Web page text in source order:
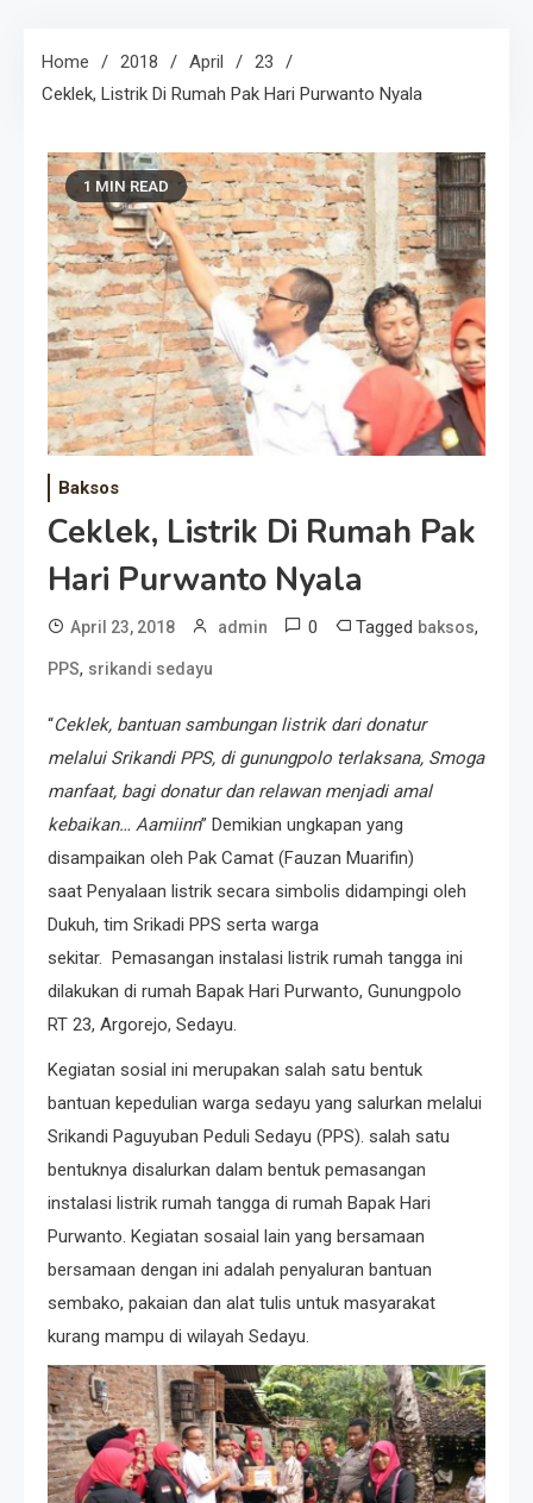
Home 2018 April
23
Ceklek, Listrik Di Rumah Pak Hari Purwanto Nyala
1 MIN READ
Baksos
Ceklek, Listrik Di Rumah Pak
Hari Purwanto Nyala
April 23, 2018 admin 0 Tagged baksos,
PPS, srikandi sedayu
“Ceklek, bantuan sambungan listrik dari donatur
melalui Srikandi PPS, di gunungpolo terlaksana, Smoga
manfaat, bagi donatur dan relawan menjadi amal
kebaikan… Aamiinn” Demikian ungkapan yang
disampaikan oleh Pak Camat (Fauzan Muarifin)
saat Penyalaan listrik secara simbolis didampingi oleh
Dukuh, tim Srikadi PPS serta warga
sekitar. Pemasangan instalasi listrik rumah tangga ini
dilakukan di rumah Bapak Hari Purwanto, Gunungpolo
RT 23, Argorejo, Sedayu.
Kegiatan sosial ini merupakan salah satu bentuk
bantuan kepedulian warga sedayu yang salurkan melalui
Srikandi Paguyuban Peduli Sedayu (PPS). salah satu
bentuknya disalurkan dalam bentuk pemasangan
instalasi listrik rumah tangga di rumah Bapak Hari
Purwanto. Kegiatan sosaial lain yang bersamaan
bersamaan dengan ini adalah penyaluran bantuan
sembako, pakaian dan alat tulis untuk masyarakat
kurang mampu di wilayah Sedayu.